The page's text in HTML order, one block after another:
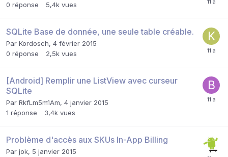
0 réponse 5,4k vues
SQLite Base de donnée, une seule table créable.
Par Kordosch, 4 février 2015
0 réponse 2,5k vues
[Android] Remplir une ListView avec curseur
SQLite
Par RkfLm5m1Am, 4 janvier 2015
1 réponse 3,4k vues
Problème d'accès aux SKUs In-App Billing
Par jok, 5 janvier 2015